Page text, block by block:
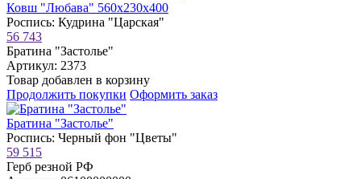
Ковш "Любава" 560х230х400
Роспись: Кудрина "Царская"
56 743
Братина "Застолье"
Артикул: 2373
Товар добавлен в корзину
Продолжить покупки Оформить заказ
Братина "Застолье"
Роспись: Черный фон "Цветы"
59 515
Герб резной РФ